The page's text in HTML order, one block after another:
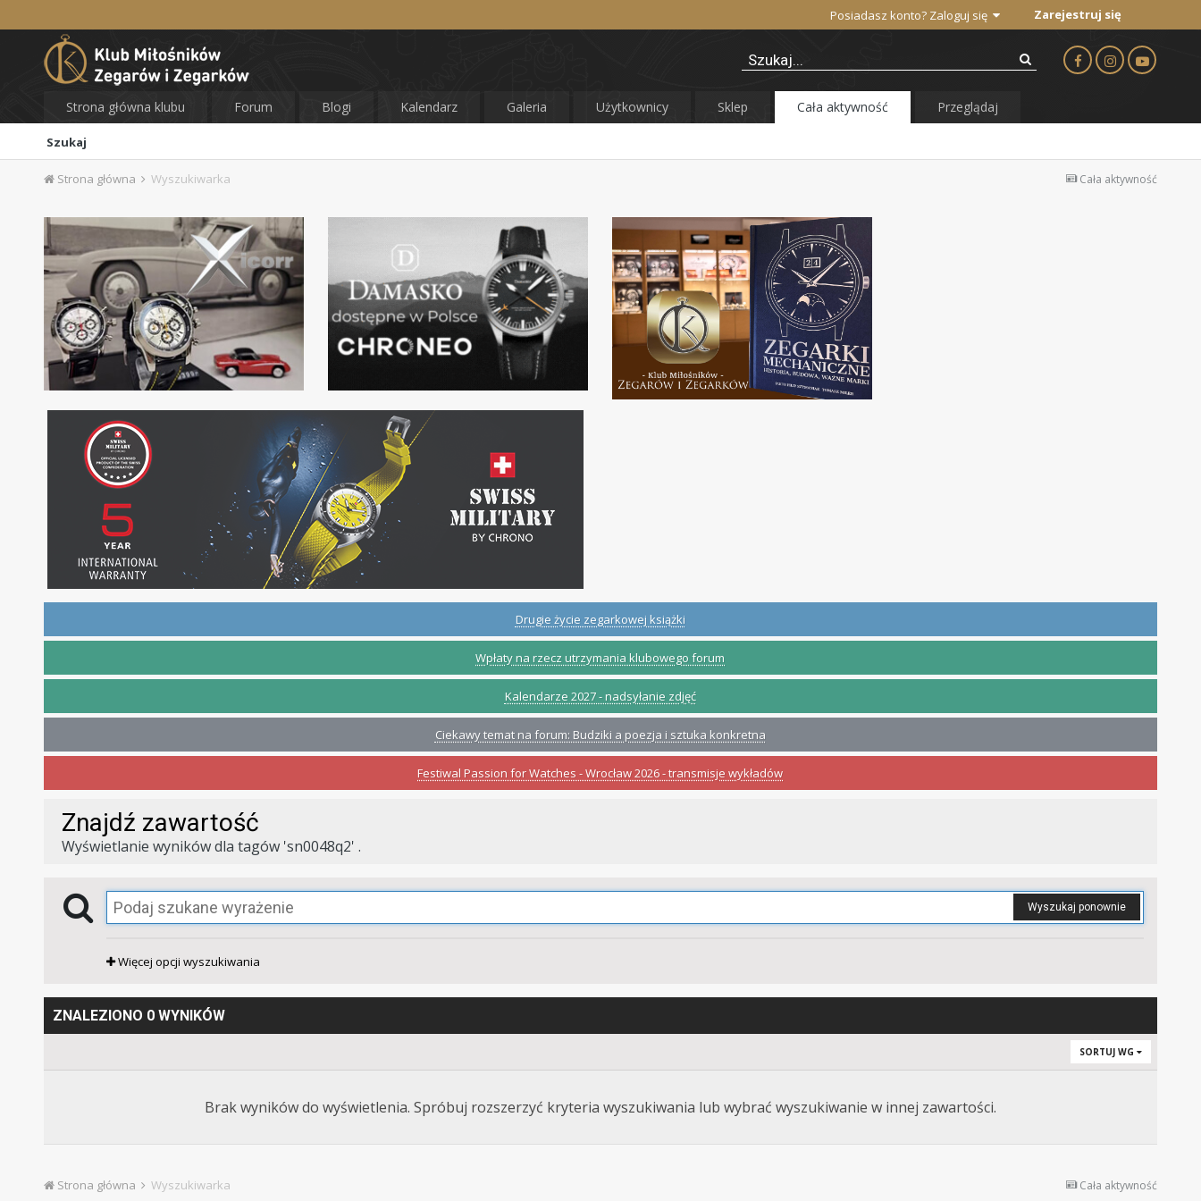
Posiadasz konto? Zaloguj się Zarejestruj się
Strona główna klubu Forum Blogi Kalendarz Galeria Użytkownicy Sklep Cała aktywność
Szukaj
Przeglądaj
Cała aktywność
Strona główna Wyszukiwarka
Drugie życie zegarkowej książki
Wpłaty na rzecz utrzymania klubowego forum
Kalendarze 2027 - nadsyłanie zdjęć
Ciekawy temat na forum: Budziki a poezja i sztuka konkretna
Festiwal Passion for Watches - Wrocław 2026 - transmisje wykładów
Znajdź zawartość
Wyświetlanie wyników dla tagów 'sn0048q2' .
Wyszukaj ponownie
Więcej opcji wyszukiwania
ZNALEZIONO 0 WYNIKÓW
SORTUJ WG
Brak wyników do wyświetlenia. Spróbuj rozszerzyć kryteria wyszukiwania lub wybrać wyszukiwanie w innej zawartości.
Cała aktywność
Strona główna Wyszukiwarka